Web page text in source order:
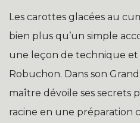
Les carottes glacées au
bien plus qu’un simple
une leçon de technique et
Robuchon. Dans son
maître dévoile ses secrets
racine en une préparation